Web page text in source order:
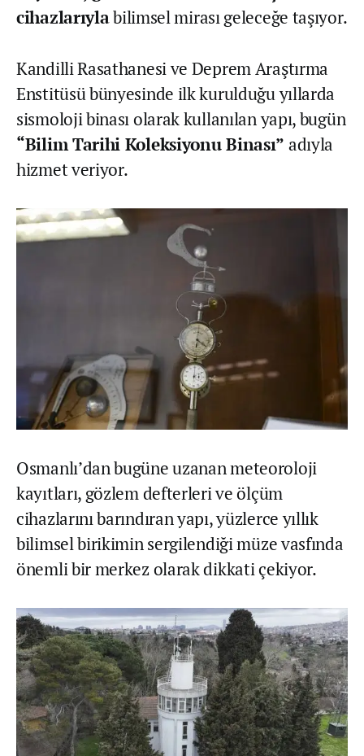
cihazlarıylabilimsel mirası geleceğe taşıyor.
Kandilli Rasathanesi ve Deprem Araştırma
Enstitüsü bünyesinde ilk kurulduğu yıllarda
sismoloji binası olarak kullanılan yapı, bugün
“Bilim Tarihi Koleksiyonu Binası” adıyla
hizmet veriyor.
Osmanlı’dan bugüne uzanan meteoroloji
kayıtları, gözlem defterleri ve ölçüm
cihazlarını barındıran yapı, yüzlerce yıllık
bilimsel birikimin sergilendiği müze vasfında
önemli bir merkez olarak dikkati çekiyor.